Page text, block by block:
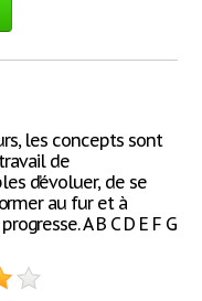
les concepts sont
de
d’évoluer, de se
au fur et à
A B C D E F G